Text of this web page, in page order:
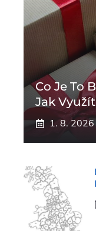
Co Je To
Jak
1. 8. 2026